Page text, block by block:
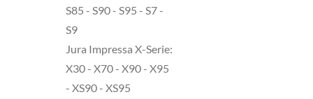
S85 - S90 - S95 - S7 -
S9
Jura Impressa X-Serie:
X30 - X70 - X90 - X95
- XS90 - XS95